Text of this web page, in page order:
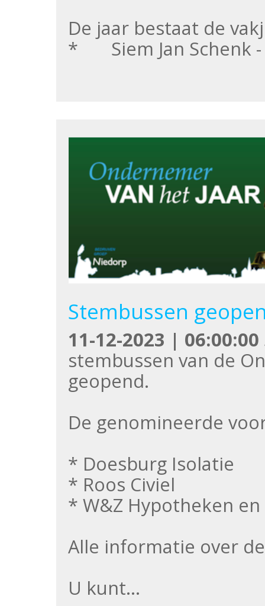
De jaar bestaat de
* Siem Jan Schenk -
Stembussen
11-12-2023 | 06:00:00
stembussen van de
geopend.
De genomineerde
* Doesburg Isolatie
* Roos Civiel
* W&Z Hypotheken
Alle informatie over
U kunt…